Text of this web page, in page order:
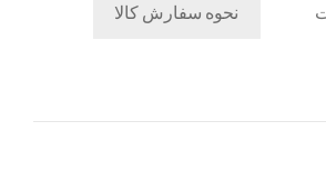
نحوه سفارش کالا